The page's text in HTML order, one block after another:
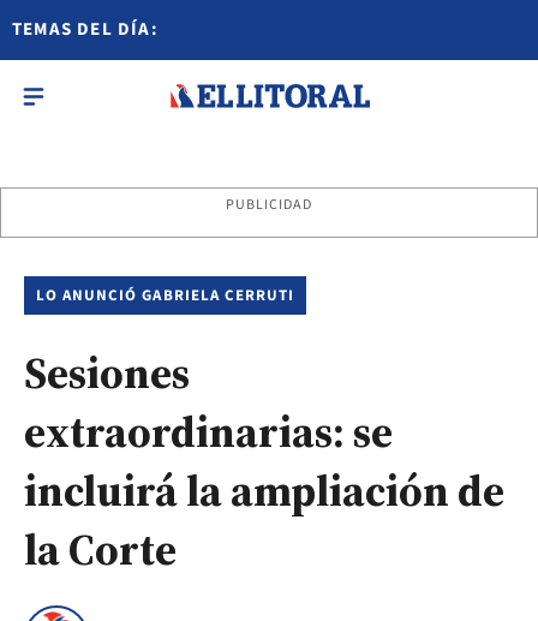
TEMAS DEL DÍA:
PUBLICIDAD
LO ANUNCIÓ GABRIELA CERRUTI
Sesiones
extraordinarias: se
incluirá la ampliación de
la Corte